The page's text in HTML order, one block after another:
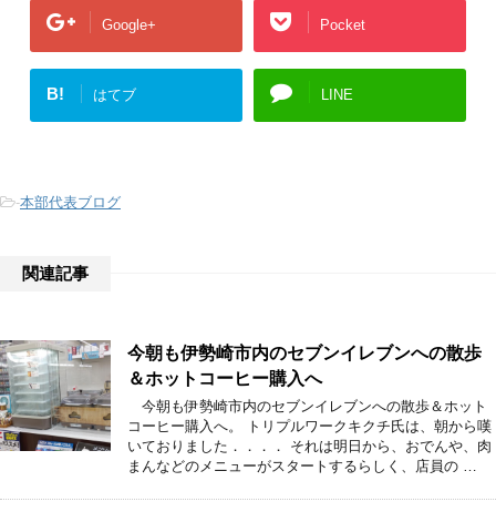
Google+ Pocket
B! はてブ LINE
-本部代表ブログ
関連記事
今朝も伊勢崎市内のセブンイレブンへの散歩
＆ホットコーヒー購入へ
今朝も伊勢崎市内のセブンイレブンへの散歩＆ホット
コーヒー購入へ。 トリプルワークキクチ氏は、朝から嘆
いておりました．．．． それは明日から、おでんや、肉
まんなどのメニューがスタートするらしく、店員の …